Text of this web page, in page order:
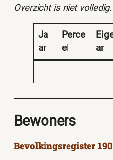
Overzicht is niet volledig.
Ja
ar
Perce
el
ar
Bewoners
Bevolkingsregister